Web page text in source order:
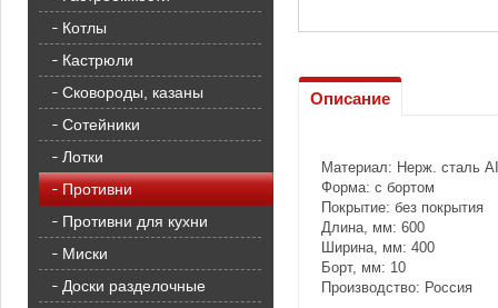
Описание
Материал: Нерж. сталь
Форма: с бортом
Покрытие: без покрытия
Длина, мм: 600
Ширина, мм: 400
Борт, мм: 10
Производство: Россия
Котлы
Кастрюли
Сковороды, казаны
Сотейники
Лотки
Противни
Противни для кухни
Миски
Доски разделочные